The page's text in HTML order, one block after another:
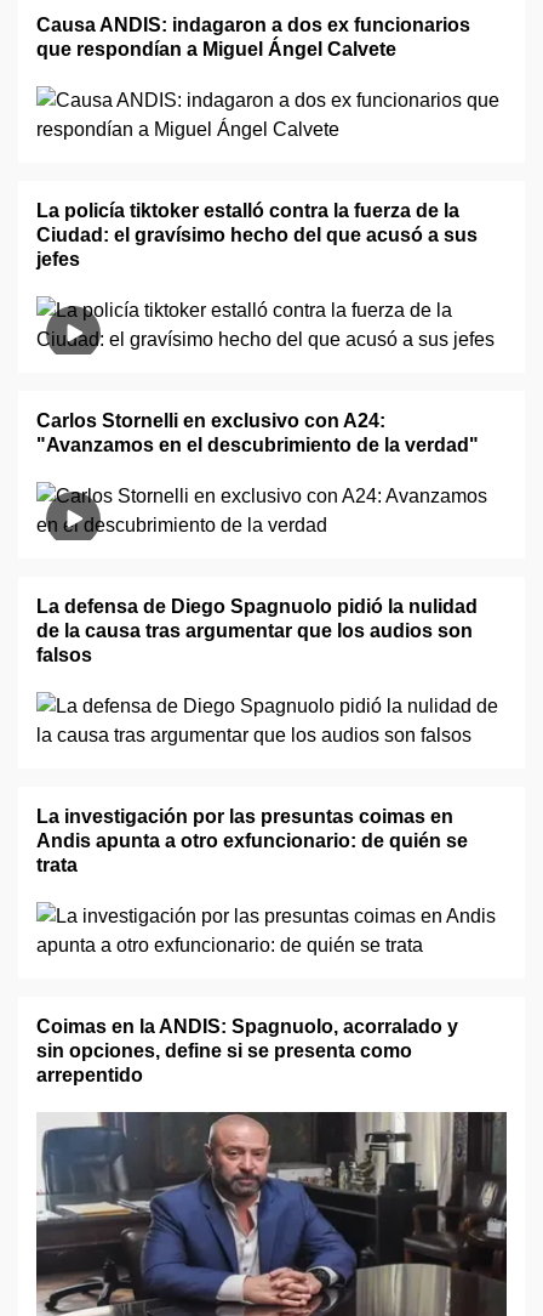
Causa ANDIS: indagaron a dos ex funcionarios
que respondían a Miguel Ángel Calvete
La policía tiktoker estalló contra la fuerza de la
Ciudad: el gravísimo hecho del que acusó a sus
jefes
Carlos Stornelli en exclusivo con A24:
"Avanzamos en el descubrimiento de la verdad"
La defensa de Diego Spagnuolo pidió la nulidad
de la causa tras argumentar que los audios son
falsos
La investigación por las presuntas coimas en
Andis apunta a otro exfuncionario: de quién se
trata
Coimas en la ANDIS: Spagnuolo, acorralado y
sin opciones, define si se presenta como
arrepentido